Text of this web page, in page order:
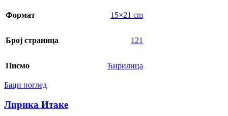
Формат 15×21 cm
Број страница 121
Писмо Ћирилица
Баци поглед
Лирика Итаке